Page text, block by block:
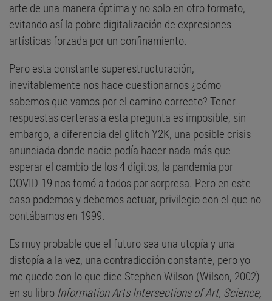
arte de una manera óptima y no solo en otro formato,
evitando así la pobre digitalización de expresiones
artísticas forzada por un confinamiento.
Pero esta constante superestructuración,
inevitablemente nos hace cuestionarnos ¿cómo
sabemos que vamos por el camino correcto? Tener
respuestas certeras a esta pregunta es imposible, sin
embargo, a diferencia del glitch Y2K, una posible crisis
anunciada donde nadie podía hacer nada más que
esperar el cambio de los 4 dígitos, la pandemia por
COVID-19 nos tomó a todos por sorpresa. Pero en este
caso podemos y debemos actuar, privilegio con el que no
contábamos en 1999.
Es muy probable que el futuro sea una utopía y una
distopía a la vez, una contradicción constante, pero yo
me quedo con lo que dice Stephen Wilson (Wilson, 2002)
en su libro Information Arts Intersections of Art, Science,